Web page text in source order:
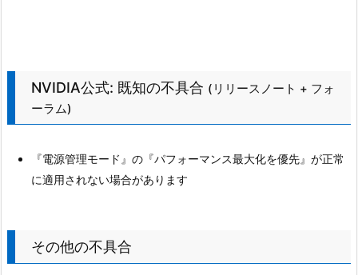
NVIDIA公式: 既知の不具合 (リリースノート + フォ
ーラム)
『電源管理モード』の『パフォーマンス最大化を優先』が正常
に適用されない場合があります
その他の不具合